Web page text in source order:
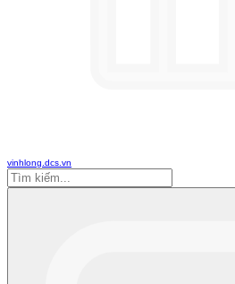
vinhlong.dcs.vn